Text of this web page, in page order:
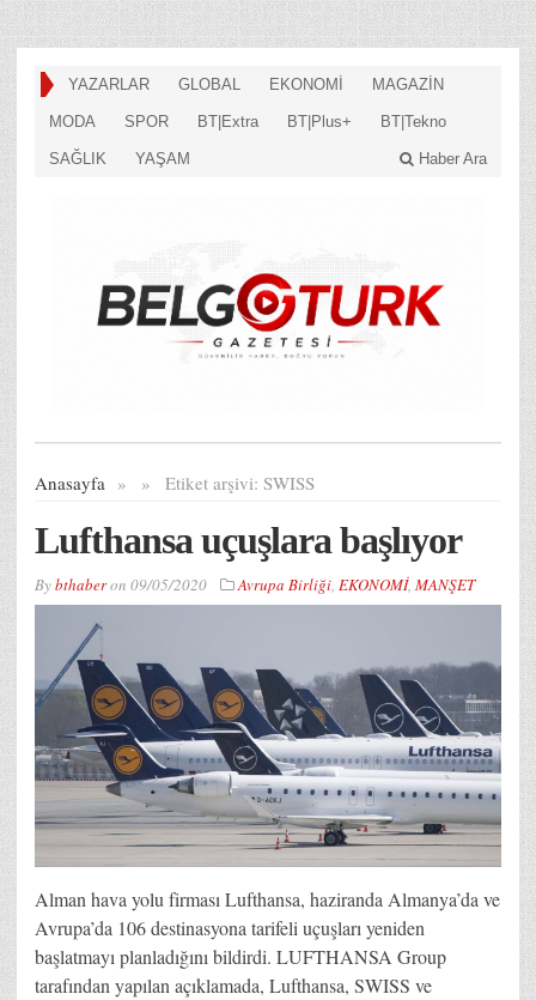
YAZARLAR GLOBAL EKONOMİ MAGAZİN
MODA SPOR BT|Extra BT|Plus+ BT|Tekno
SAĞLIK YAŞAM Haber Ara
Anasayfa » Etiket arşivi:
» SWISS
Lufthansa uçuşlara başlıyor
Bybthaberon 09/05/2020 Avrupa Birliği, EKONOMİ, MANŞET
Alman hava yolu firması Lufthansa, haziranda Almanya’da ve
Avrupa’da 106 destinasyona tarifeli uçuşları yeniden
başlatmayı planladığını bildirdi. LUFTHANSA Group
tarafından yapılan açıklamada, Lufthansa, SWISS ve